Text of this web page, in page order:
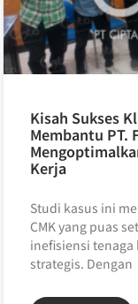
Kisah Sukses
Membantu PT.
Kerja
Studi kasus ini
CMK yang puas
inefisiensi
strategis. Dengan